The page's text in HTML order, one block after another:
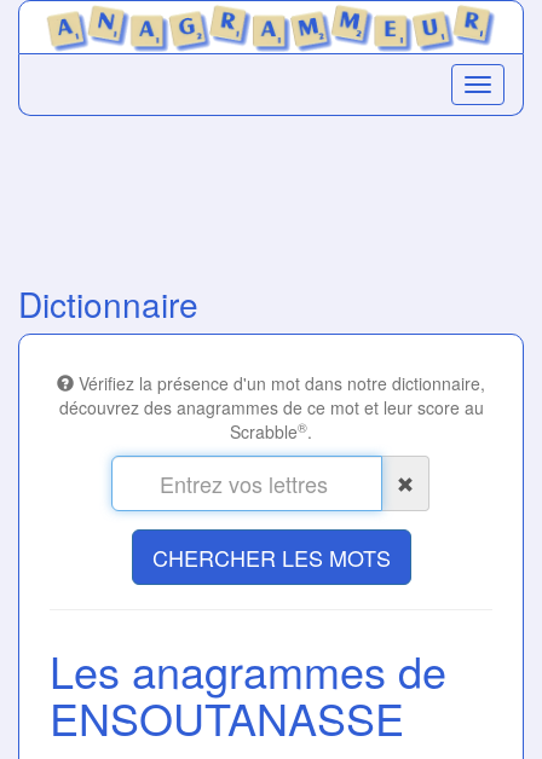
Dictionnaire
Vérifiez la présence d'un mot dans notre dictionnaire,
découvrez des anagrammes de ce mot et leur score au
Scrabble®.
CHERCHER LES MOTS
Les anagrammes de
ENSOUTANASSE